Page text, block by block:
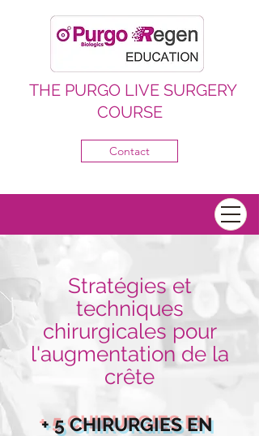
THE PURGO LIVE SURGERY
COURSE
Contact
Stratégies et
techniques
chirurgicales pour
l'augmentation de la
crête
+ 5 CHIRURGIES EN